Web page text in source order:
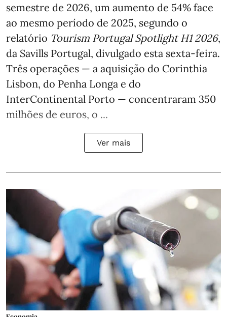
semestre de 2026, um aumento de 54% face
ao mesmo período de 2025, segundo o
relatório Tourism Portugal Spotlight H1 2026,
da Savills Portugal, divulgado esta sexta-feira.
Três operações — a aquisição do Corinthia
Lisbon, do Penha Longa e do
InterContinental Porto — concentraram 350
milhões de euros, o ...
Ver mais